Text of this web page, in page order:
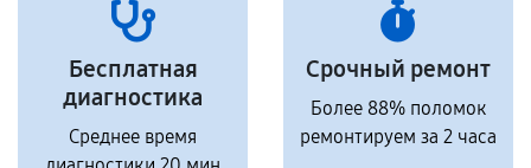
Бесплатная
диагностика
Среднее время
Срочный ремонт
Более 88% поломок
ремонтируем за 2 часа